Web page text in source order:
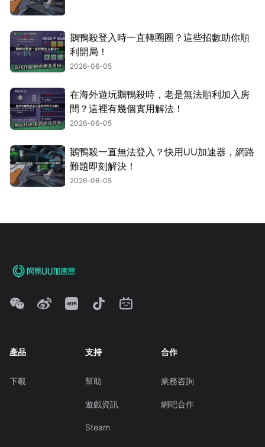
鵝鴨殺登入時一直轉圈圈？這些招數助你順
利開局！
2026-06-05
在海外遊玩鵝鴨殺時，老是無法順利加入房
間？這裡有幾個實用解法！
2026-06-05
鵝鴨殺一直無法登入？快用UU加速器，網路
難題即刻解決！
2026-06-05
產品
下載
支持
幫助
遊戲資訊
Steam
合作
業務咨詢
網吧合作